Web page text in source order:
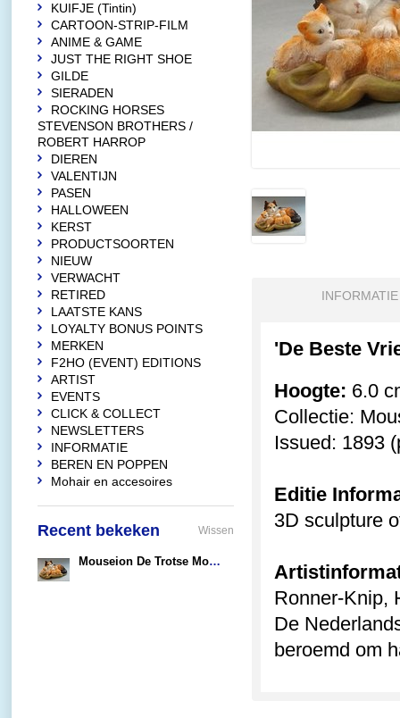
INFORMATIE
'De Beste
Hoogte: 6.0
Collectie:
Issued: 1893
Editie
3D sculpture
Ronner-Knip,
De
beroemd om
KUIFJE (Tintin)
CARTOON-STRIP-FILM
ANIME & GAME
JUST THE RIGHT SHOE
GILDE
SIERADEN
ROCKING HORSES
STEVENSON BROTHERS /
ROBERT HARROP
DIEREN
VALENTIJN
PASEN
HALLOWEEN
KERST
PRODUCTSOORTEN
NIEUW
VERWACHT
RETIRED
LAATSTE KANS
LOYALTY BONUS POINTS
MERKEN
F2HO (EVENT) EDITIONS
ARTIST
EVENTS
CLICK & COLLECT
NEWSLETTERS
INFORMATIE
BEREN EN POPPEN
Mohair en accesoires
Recent bekeken Wissen
Mouseion De Trotse Moeder